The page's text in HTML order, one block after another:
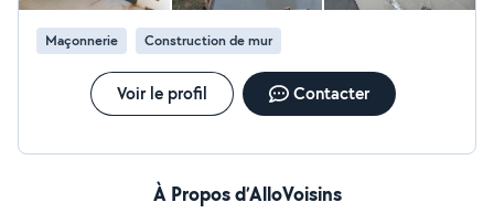
Maçonnerie Construction de mur
Voir le profil Contacter
À Propos d’AlloVoisins